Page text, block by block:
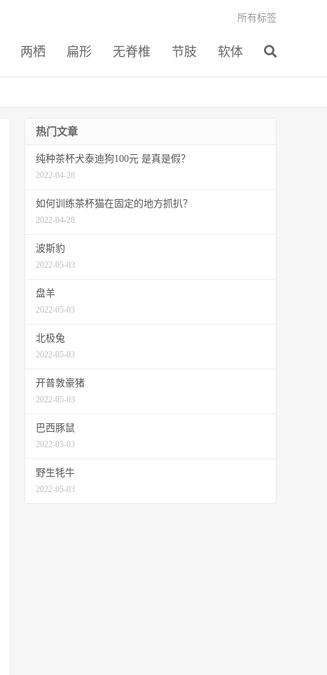
两栖 扁形 无脊椎 节肢 软体
所有标签
热门文章
纯种茶杯犬泰迪狗100元 是真是假？
2022-04-28
如何训练茶杯猫在固定的地方抓扒？
2022-04-28
波斯豹
2022-05-03
盘羊
2022-05-03
北极兔
2022-05-03
开普敦豪猪
2022-05-03
巴西豚鼠
2022-05-03
野生牦牛
2022-05-03